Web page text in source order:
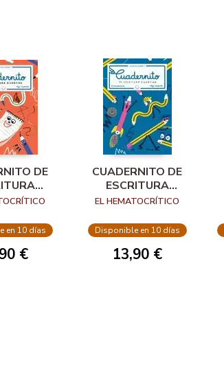
DE
2
en 10 días
€
CUADERNITO DE
ESCRITURA
DIVERTIDA
EL HEMATOCRÍTICO
Disponible en 10 días
13,90 €